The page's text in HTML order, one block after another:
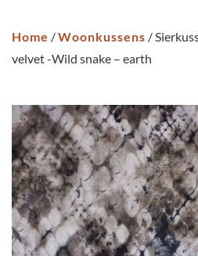
Home /Woonkussens /
velvet -Wild snake – earth